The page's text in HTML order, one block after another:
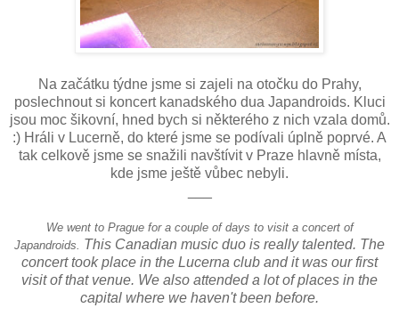
Na začátku týdne jsme si zajeli na otočku do Prahy,
poslechnout si koncert kanadského dua Japandroids. Kluci
jsou moc šikovní, hned bych si některého z nich vzala domů.
:) Hráli v Lucerně, do které jsme se podívali úplně poprvé. A
tak celkově jsme se snažili navštívit v Praze hlavně místa,
kde jsme ještě vůbec nebyli.
We went to Prague for a couple of days to visit a concert of
Japandroids. This Canadian music duo is really talented. The
concert took place in the Lucerna club and it was our first
visit of that venue. We also attended a lot of places in the
capital where we haven't been before.